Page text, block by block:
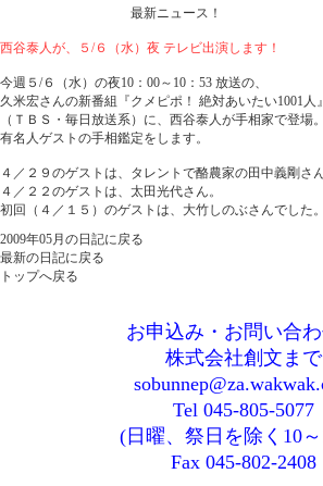
最新ニュース！
西谷泰人が、５/６（水）夜 テレビ出演します！
今週５/６（水）の夜10：00～10：53 放送の、
久米宏さんの新番組『クメピポ！ 絶対あいたい1001人』
（ＴＢＳ・毎日放送系）に、西谷泰人が手相家で登場。
有名人ゲストの手相鑑定をします。
４／２９のゲストは、タレントで酪農家の田中義剛さ
４／２２のゲストは、太田光代さん。
初回（４／１５）のゲストは、大竹しのぶさんでした。
2009年05月の日記に戻る
最新の日記に戻る
トップへ戻る
お申込み・お問い合
株式会社創文まで
Tel 045-805-5077
(日曜、祭日を除く10
Fax 045-802-2408